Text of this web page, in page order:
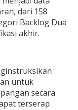
dari 158
Backlog Dua
akhir.
untuk
secara
terserap